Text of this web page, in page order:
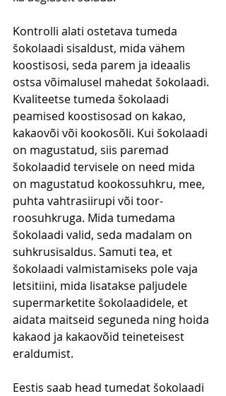
Kontrolli alati ostetava tumeda
šokolaadi sisaldust, mida vähem
koostisosi, seda parem ja ideaalis
ostsa võimalusel mahedat šokolaadi.
Kvaliteetse tumeda šokolaadi
peamised koostisosad on kakao,
kakaovõi või kookosõli. Kui šokolaadi
on magustatud, siis paremad
šokolaadid tervisele on need mida
on magustatud kookossuhkru, mee,
puhta vahtrasiirupi või toor-
roosuhkruga. Mida tumedama
šokolaadi valid, seda madalam on
suhkrusisaldus. Samuti tea, et
šokolaadi valmistamiseks pole vaja
letsitiini, mida lisatakse paljudele
supermarketite šokolaadidele, et
aidata maitseid seguneda ning hoida
kakaod ja kakaovõid teineteisest
eraldumist.
Eestis saab head tumedat šokolaadi